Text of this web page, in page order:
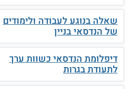
שאלה בנוגע לעבודה ולימודים
של הנדסאי בניין
דיפלומת הנדסאי כשוות ערך
לתעודת בגרות